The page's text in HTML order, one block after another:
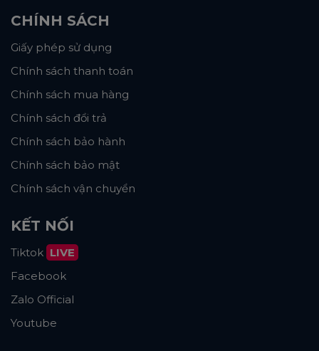
CHÍNH SÁCH
Giấy phép sử dụng
Chính sách thanh toán
Chính sách mua hàng
Chính sách đổi trả
Chính sách bảo hành
Chính sách bảo mật
Chính sách vận chuyển
KẾT NỐI
Tiktok LIVE
Facebook
Zalo Official
Youtube